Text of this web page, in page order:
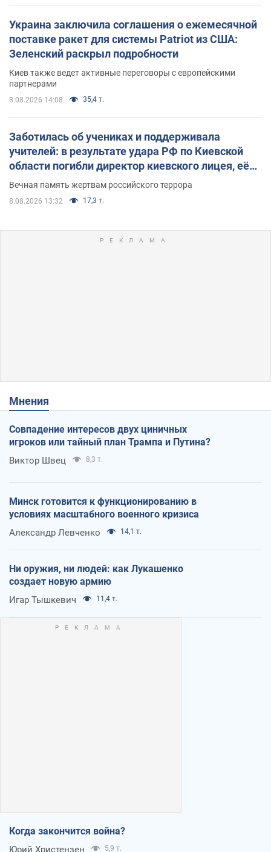
Украина заключила соглашения о ежемесячной
поставке ракет для системы Patriot из США:
Зеленский раскрыл подробности
Киев также ведет активные переговоры с европейскими
партнерами
8.08.2026 14:08 35,4 т.
Заботилась об учениках и поддерживала
учителей: в результате удара РФ по Киевской
области погибли директор киевского лицея, её
муж и внук
Вечная память жертвам российского террора
8.08.2026 13:32 17,3 т.
Мнения
Совпадение интересов двух циничных
игроков или тайный план Трампа и Путина?
Виктор Швец 8,3 т.
Минск готовится к функционированию в
условиях масштабного военного кризиса
Александр Левченко 14,1 т.
Ни оружия, ни людей: как Лукашенко
создает новую армию
Игар Тышкевич 11,4 т.
Когда закончится война?
Юрий Христензен 5,9 т.